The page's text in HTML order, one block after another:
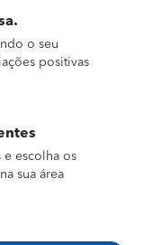
o seu
positivas
e escolha os
sua área